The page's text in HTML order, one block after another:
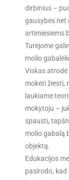
dirbinius –
gausybės net
artimiesiems
Turėjome
molio
Viskas
mokėti žiesti,
laukiame
mokytoju –
spausti,
molio gabalą
objektą.
Edukacijos
pasirodo, kad